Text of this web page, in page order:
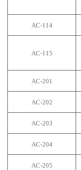
AC-114
AC-115
AC-201
AC-202
AC-203
AC-204
AC-205